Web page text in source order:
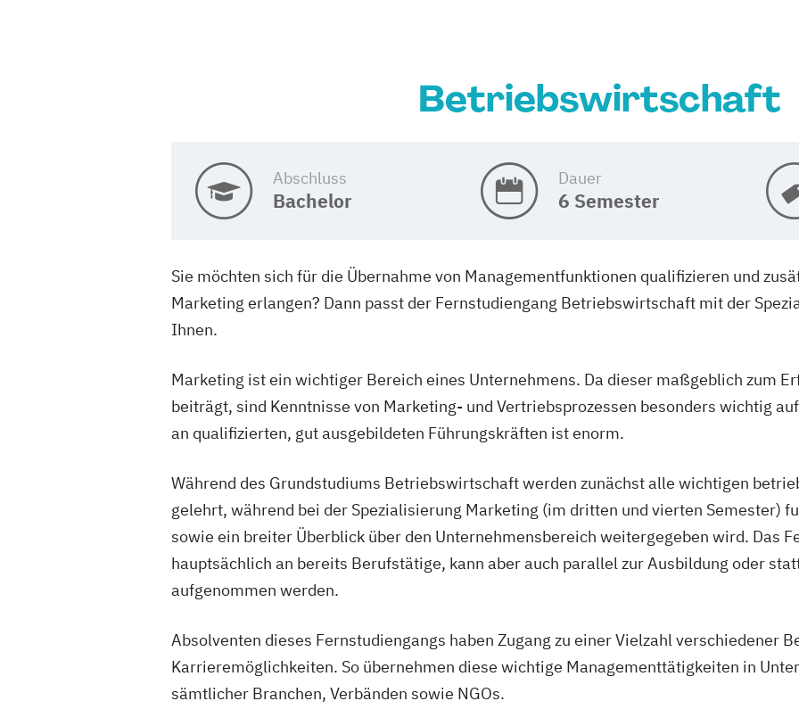
Betriebswirtschaft
Abschluss
Bachelor
Dauer
6 Semester
Sie möchten sich für die Übernahme von Managementfunktionen qualifizieren und
Marketing erlangen? Dann passt der Fernstudiengang Betriebswirtschaft mit der
Ihnen.
Marketing ist ein wichtiger Bereich eines Unternehmens. Da dieser maßgeblich zum
beiträgt, sind Kenntnisse von Marketing- und Vertriebsprozessen besonders wichtig
an qualifizierten, gut ausgebildeten Führungskräften ist enorm.
Während des Grundstudiums Betriebswirtschaft werden zunächst alle wichtigen
gelehrt, während bei der Spezialisierung Marketing (im dritten und vierten Semester)
sowie ein breiter Überblick über den Unternehmensbereich weitergegeben wird. Das
hauptsächlich an bereits Berufstätige, kann aber auch parallel zur Ausbildung oder
aufgenommen werden.
Absolventen dieses Fernstudiengangs haben Zugang zu einer Vielzahl verschiedener
Karrieremöglichkeiten. So übernehmen diese wichtige Managementtätigkeiten in
sämtlicher Branchen, Verbänden sowie NGOs.